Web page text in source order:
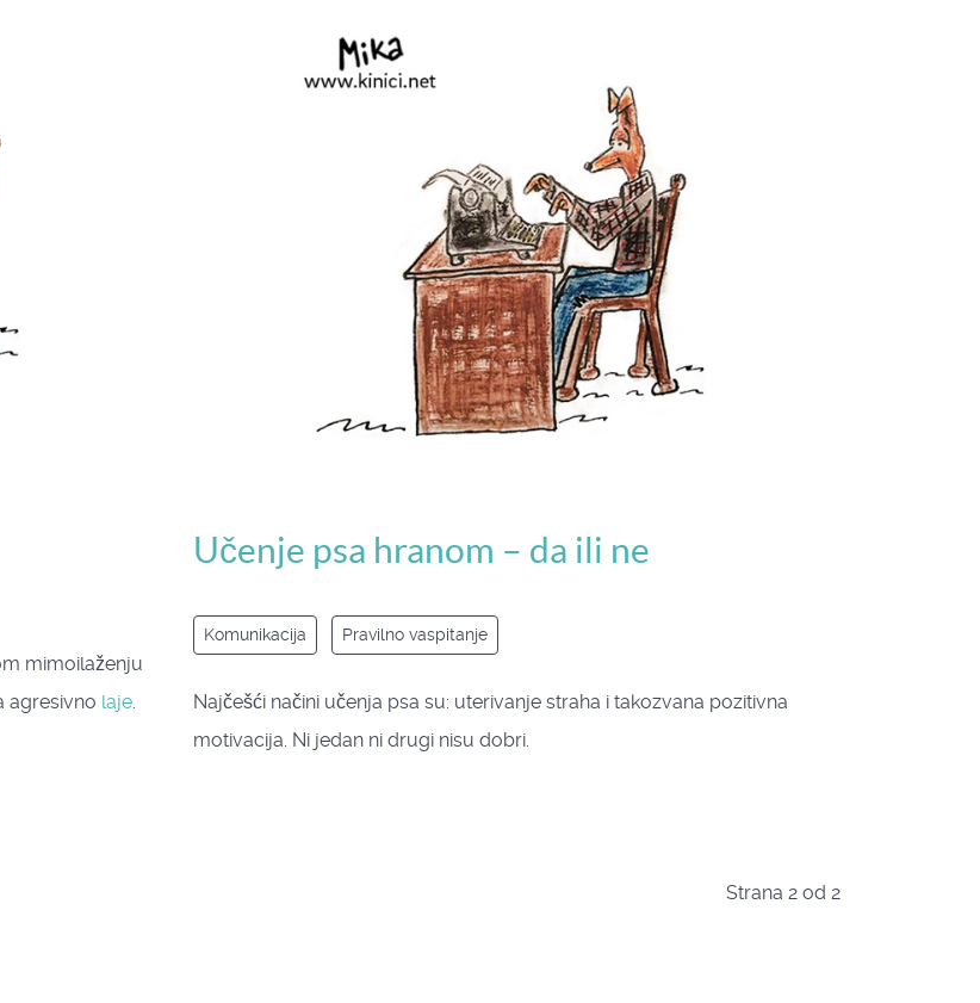
mimoilaženju
agresivno laje
Učenje psa hranom – da ili ne
Komunikacija Pravilno vaspitanje
Najčešći načini učenja psa su: uterivanje straha i takozvana pozitivna
motivacija. Ni jedan ni drugi nisu dobri.
Strana 2 od 2